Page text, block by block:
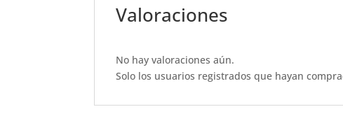
e
o
o
k
s
p
p
te l
Valoraciones
No hay valoraciones aún.
Solo los usuarios registrados que hayan